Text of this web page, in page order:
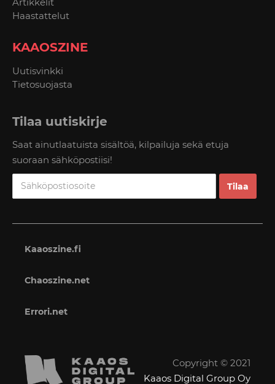
Artikkelit
Haastattelut
KAAOSZINE
Uutisvinkki
Tietosuojasta
Tilaa uutiskirje
Saat ainutlaatuista sisältöä, kilpailuja sekä etuja
suoraan sähköpostiisi!
Kaaoszine.fi
Chaoszine.net
Errori.net
Copyright © 2021
Kaaos Digital Group Oy